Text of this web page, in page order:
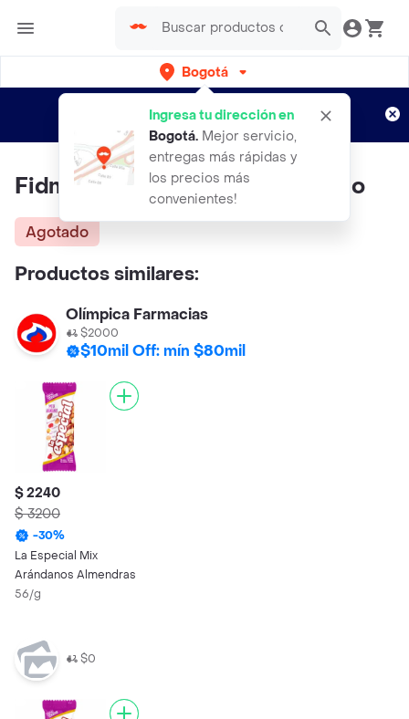
Bogotá
Ingresa tu dirección en
Bogotá. Mejor servicio,
entregas más rápidas y
los precios más
convenientes!
envíos gratis por semanas
Aplican TyC
Fidmi 6pack Bolitas 36G Variado
Agotado
Productos similares:
Olímpica Farmacias
$2000
$10mil Off: mín $80mil
$ 2240
$ 3200
-30%
La Especial Mix
Arándanos Almendras
56/g
$0